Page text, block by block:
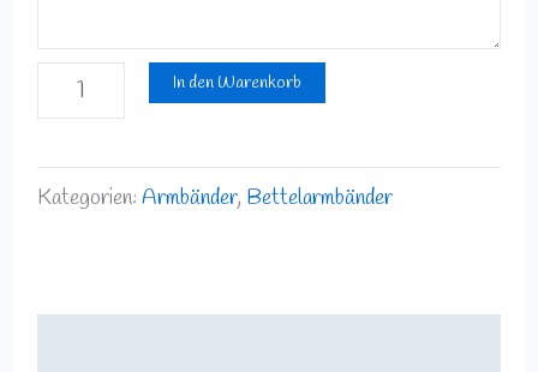
In den Warenkorb
Kategorien: Armbänder, Bettelarmbänder